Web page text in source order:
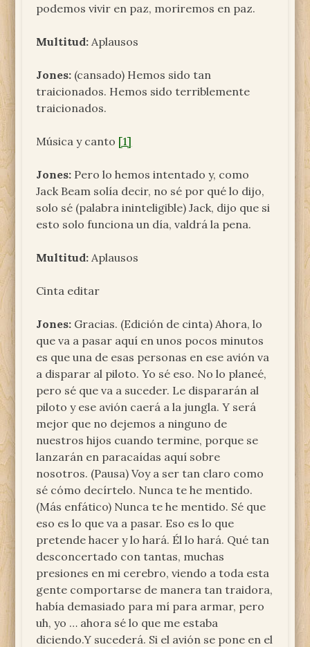
podemos vivir en paz, moriremos en paz.
Multitud: Aplausos
Jones: (cansado) Hemos sido tan
traicionados. Hemos sido terriblemente
traicionados.
Música y canto [1]
Jones: Pero lo hemos intentado y, como
Jack Beam solía decir, no sé por qué lo dijo,
solo sé (palabra ininteligible) Jack, dijo que si
esto solo funciona un día, valdrá la pena.
Multitud: Aplausos
Cinta editar
Jones: Gracias. (Edición de cinta) Ahora, lo
que va a pasar aquí en unos pocos minutos
es que una de esas personas en ese avión va
a disparar al piloto. Yo sé eso. No lo planeé,
pero sé que va a suceder. Le dispararán al
piloto y ese avión caerá a la jungla. Y será
mejor que no dejemos a ninguno de
nuestros hijos cuando termine, porque se
lanzarán en paracaídas aquí sobre
nosotros. (Pausa) Voy a ser tan claro como
sé cómo decírtelo. Nunca te he mentido.
(Más enfático) Nunca te he mentido. Sé que
eso es lo que va a pasar. Eso es lo que
pretende hacer y lo hará. Él lo hará. Qué tan
desconcertado con tantas, muchas
presiones en mi cerebro, viendo a toda esta
gente comportarse de manera tan traidora,
había demasiado para mí para armar, pero
uh, yo … ahora sé lo que me estaba
diciendo.Y sucederá. Si el avión se pone en el